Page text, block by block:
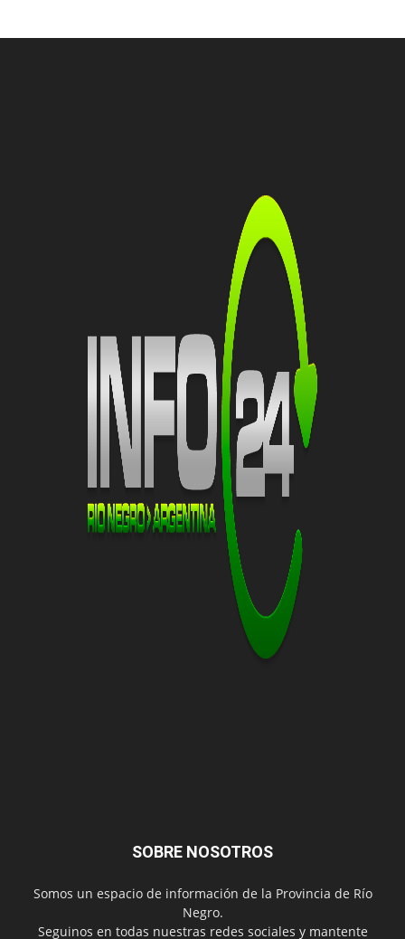
SOBRE NOSOTROS
Somos un espacio de información de la Provincia de Río
Negro.
Seguinos en todas nuestras redes sociales y mantente